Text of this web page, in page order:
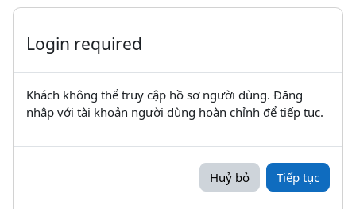
Login required
Khách không thể truy cập hồ sơ người dùng. Đăng
nhập với tài khoản người dùng hoàn chỉnh để tiếp tục.
Huỷ bỏ Tiếp tục